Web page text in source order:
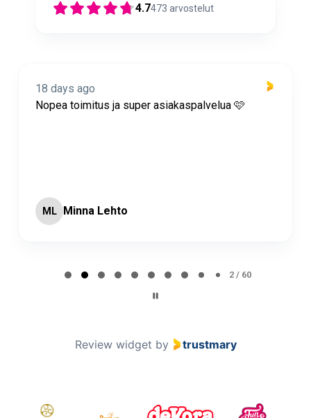
4.7473 arvostelut
18 days ago
Nopea toimitus ja super asiakaspalvelua 🩷
ML Minna Lehto
2 / 60
Review widget by trustmary